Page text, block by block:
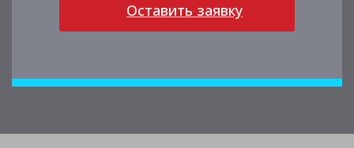
Оставить заявку